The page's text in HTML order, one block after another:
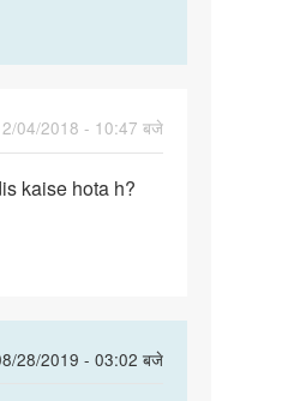
04/2018 - 10:47 बजे
kaise hota h?
28/2019 - 03:02 बजे